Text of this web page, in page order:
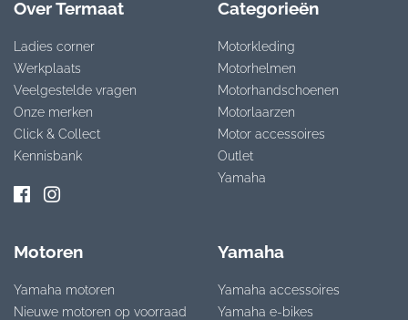
Over Termaat
Ladies corner
Werkplaats
Veelgestelde vragen
Onze merken
Click & Collect
Kennisbank
Categorieën
Motorkleding
Motorhelmen
Motorhandschoenen
Motorlaarzen
Motor accessoires
Outlet
Yamaha
Motoren
Yamaha motoren
Nieuwe motoren op voorraad
Yamaha
Yamaha accessoires
Yamaha e-bikes